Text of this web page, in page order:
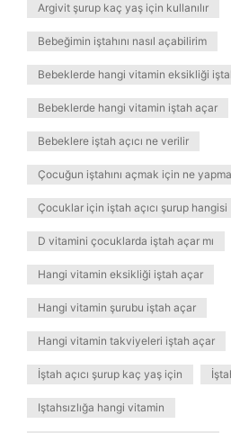
Argivit şurup kaç yaş için kullanılır
Bebeğimin iştahını nasıl açabilirim
Bebeklerde hangi vitamin eksikliği
Bebeklerde hangi vitamin iştah açar
Bebeklere iştah açıcı ne verilir
Çocuğun iştahını açmak için ne
Çocuklar için iştah açıcı şurup hangisi
D vitamini çocuklarda iştah açar mı
Hangi vitamin eksikliği iştah açar
Hangi vitamin şurubu iştah açar
Hangi vitamin takviyeleri iştah açar
İştah açıcı şurup kaç yaş için
Iştahsızlığa hangi vitamin